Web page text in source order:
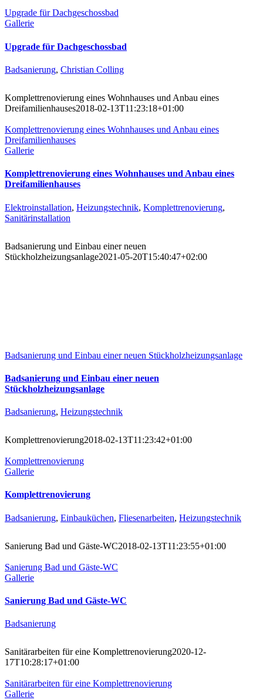
Upgrade für Dachgeschossbad
Gallerie
Upgrade für Dachgeschossbad
Badsanierung, Christian Colling
Komplettrenovierung eines Wohnhauses und Anbau eines
Dreifamilienhauses2018-02-13T11:23:18+01:00
Komplettrenovierung eines Wohnhauses und Anbau eines
Dreifamilienhauses
Gallerie
Komplettrenovierung eines Wohnhauses und Anbau eines
Dreifamilienhauses
Elektroinstallation, Heizungstechnik, Komplettrenovierung,
Sanitärinstallation
Badsanierung und Einbau einer neuen
Stückholzheizungsanlage2021-05-20T15:40:47+02:00
Badsanierung und Einbau einer neuen Stückholzheizungsanlage
Badsanierung und Einbau einer neuen
Stückholzheizungsanlage
Badsanierung, Heizungstechnik
Komplettrenovierung2018-02-13T11:23:42+01:00
Komplettrenovierung
Gallerie
Komplettrenovierung
Badsanierung, Einbauküchen, Fliesenarbeiten, Heizungstechnik
Sanierung Bad und Gäste-WC2018-02-13T11:23:55+01:00
Sanierung Bad und Gäste-WC
Gallerie
Sanierung Bad und Gäste-WC
Badsanierung
Sanitärarbeiten für eine Komplettrenovierung2020-12-
17T10:28:17+01:00
Sanitärarbeiten für eine Komplettrenovierung
Gallerie